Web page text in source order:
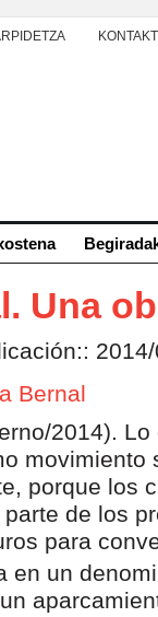
Una
Bernal
2014).
movimiento
porque los
de los
para
en un